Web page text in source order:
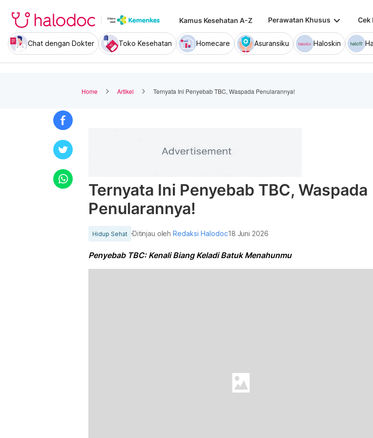
Kamus Kesehatan A-Z Perawatan Khusus keyboard_arrow_down Cek
Chat dengan Dokter Toko Kesehatan Homecare Asuransiku Haloskin
Home Artikel Ternyata Ini Penyebab TBC, Waspada Penularannya!
Ternyata Ini Penyebab TBC, Waspada
Penularannya!
Hidup Sehat Ditinjau olehRedaksi Halodoc18 Juni 2026
Penyebab TBC: Kenali Biang Keladi Batuk Menahunmu